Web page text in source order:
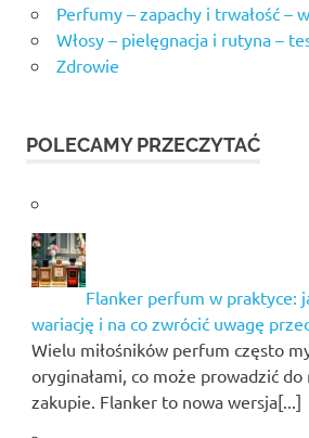
Perfumy – zapachy i trwałość –
Włosy – pielęgnacja i rutyna –
Zdrowie
POLECAMY PRZECZYTAĆ
Flanker perfum w praktyce:
wariację i na co zwrócić uwagę
Wielu miłośników perfum często
oryginałami, co może prowadzić
zakupie. Flanker to nowa wersja[...]